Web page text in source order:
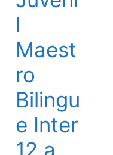
l
Maest
ro
Bilingu
e Inter
12 a